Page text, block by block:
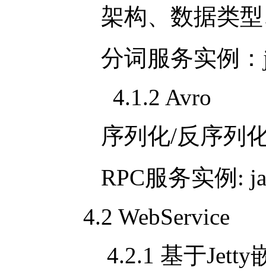
架构、数据类型
分词服务实例：
4.1.2 Avro
序列化/反序列
RPC服务实例 :
4.2 WebService
4.2.1 基于Jetty